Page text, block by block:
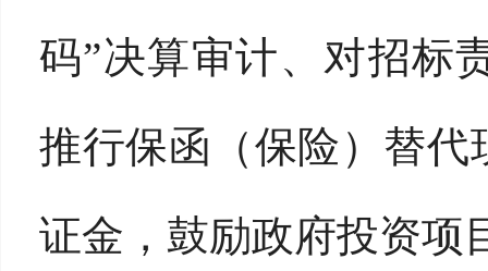
码”决算审计、对招标
推行保函（保险）替
证金，鼓励政府投资项